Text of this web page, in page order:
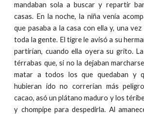
mandaban sola a buscar y repartir
casas. En la noche, la niña venía
que pasaba a la casa con ella y, una
toda la gente. El tigre le avisó a su
partirían, cuando ella oyera su grito.
térrabas que, si no la dejaban
matar a todos los que quedaban y
hubieran ido no correrían más
cacao, asó un plátano maduro y los
y chompipe para despedirla. Al